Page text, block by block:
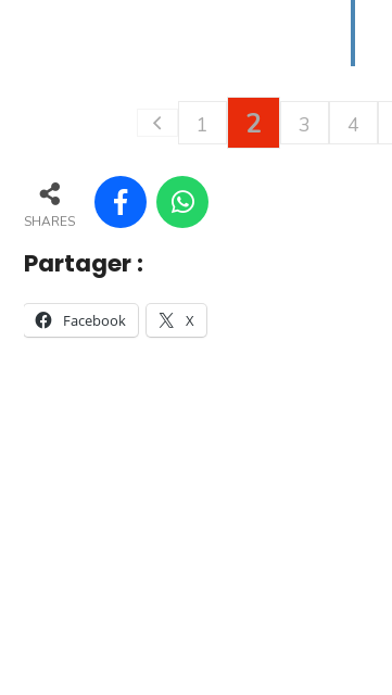
1 2 3 4
SHARES
Partager :
Facebook X